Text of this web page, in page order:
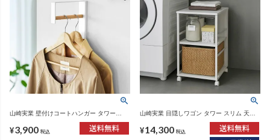
山崎実業 壁付けコートハンガー タワー
tower | インテリア雑貨・タワーシリーズ
¥3,900 税込
山崎実業 目隠しワゴン タワー スリム 天板
付き tower | インテリア雑貨・タワーシリー
ズ
¥14,300 税込